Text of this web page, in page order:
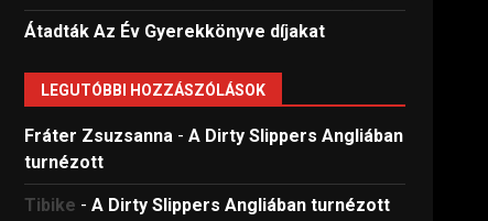
Átadták Az Év Gyerekkönyve díjakat
LEGUTÓBBI HOZZÁSZÓLÁSOK
Fráter Zsuzsanna -A Dirty Slippers Angliában
turnézott
Tibike -A Dirty Slippers Angliában turnézott